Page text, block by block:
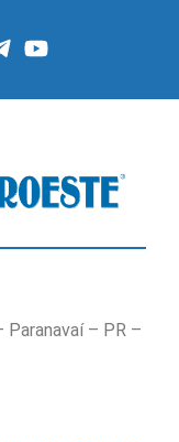
Paranavaí – PR –